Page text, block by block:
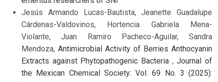
Jesús Armando Lucas-Bautista, Jeanette Guadalupe
Cárdenas-Valdovinos, Hortencia Gabriela Mena-
Violante, Juan Ramiro Pacheco-Aguilar, Sandra
Mendoza, Antimicrobial Activity of Berries Anthocyanin
Extracts against Phytopathogenic Bacteria ,Journal of
the Mexican Chemical Society: Vol. 69 No. 3 (2025):